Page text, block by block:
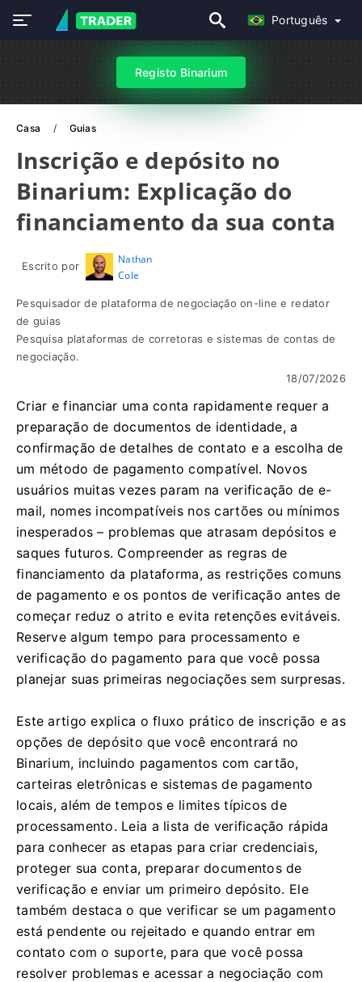
Português
Registo Binarium
Casa Guias
Inscrição e depósito no
Binarium: Explicação do
financiamento da sua conta
Escrito por
Nathan
Cole
Pesquisador de plataforma de negociação on-line e redator
de guias
Pesquisa plataformas de corretoras e sistemas de contas de
negociação.
18/07/2026
Criar e financiar uma conta rapidamente requer a
preparação de documentos de identidade, a
confirmação de detalhes de contato e a escolha de
um método de pagamento compatível. Novos
usuários muitas vezes param na verificação de e-
mail, nomes incompatíveis nos cartões ou mínimos
inesperados – problemas que atrasam depósitos e
saques futuros. Compreender as regras de
financiamento da plataforma, as restrições comuns
de pagamento e os pontos de verificação antes de
começar reduz o atrito e evita retenções evitáveis.
Reserve algum tempo para processamento e
verificação do pagamento para que você possa
planejar suas primeiras negociações sem surpresas.
Este artigo explica o fluxo prático de inscrição e as
opções de depósito que você encontrará no
Binarium, incluindo pagamentos com cartão,
carteiras eletrônicas e sistemas de pagamento
locais, além de tempos e limites típicos de
processamento. Leia a lista de verificação rápida
para conhecer as etapas para criar credenciais,
proteger sua conta, preparar documentos de
verificação e enviar um primeiro depósito. Ele
também destaca o que verificar se um pagamento
está pendente ou rejeitado e quando entrar em
contato com o suporte, para que você possa
resolver problemas e acessar a negociação com